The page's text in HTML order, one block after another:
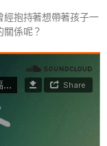
經抱持著想帶著孩子一
關係呢？